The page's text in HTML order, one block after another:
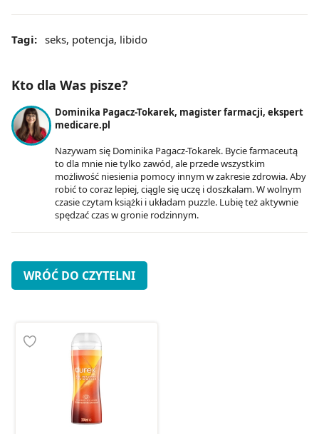
Tagi: seks, potencja, libido
Kto dla Was pisze?
Dominika Pagacz-Tokarek, magister farmacji, ekspert
medicare.pl
Nazywam się Dominika Pagacz-Tokarek. Bycie farmaceutą
to dla mnie nie tylko zawód, ale przede wszystkim
możliwość niesienia pomocy innym w zakresie zdrowia. Aby
robić to coraz lepiej, ciągle się uczę i doszkalam. W wolnym
czasie czytam książki i układam puzzle. Lubię też aktywnie
spędzać czas w gronie rodzinnym.
WRÓĆ DO CZYTELNI